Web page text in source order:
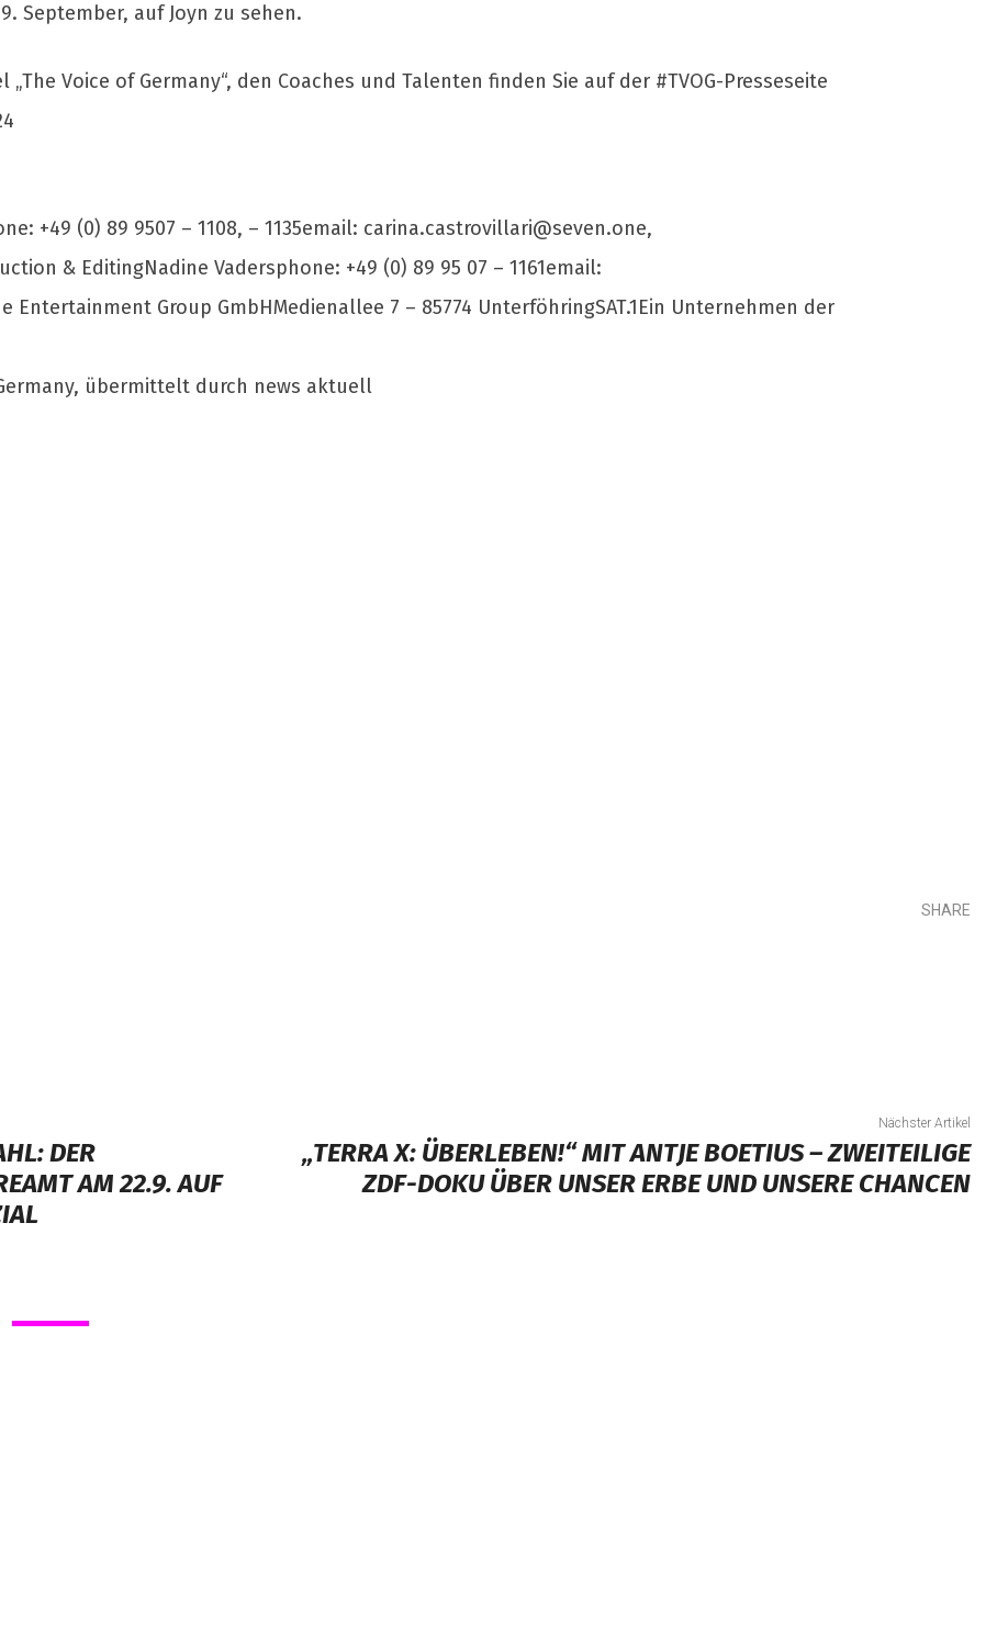
September, auf Joyn zu sehen.
Voice of Germany“, den Coaches und Talenten finden Sie auf der #TVOG-Presseseite
+49 (0) 89 9507 – 1108, – 1135email: carina.castrovillari@seven.one,
& EditingNadine Vadersphone: +49 (0) 89 95 07 – 1161email:
Entertainment Group GmbHMedienallee 7 – 85774 UnterföhringSAT.1Ein Unternehmen der
übermittelt durch news aktuell
SHARE
DER
AM 22.9. AUF
Nächster Artikel
„TERRA X: ÜBERLEBEN!“ MIT ANTJE BOETIUS – ZWEITEILIGE
ZDF-DOKU ÜBER UNSER ERBE UND UNSERE CHANCEN